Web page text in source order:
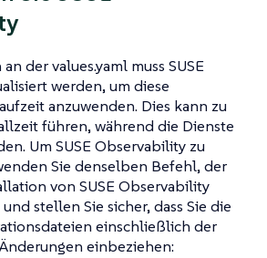
der values.yaml muss SUSE
werden, um diese
anzuwenden. Dies kann zu
führen, während die Dienste
Um SUSE Observability zu
Sie denselben Befehl, der
von SUSE Observability
stellen Sie sicher, dass Sie die
einschließlich der
einbeziehen: